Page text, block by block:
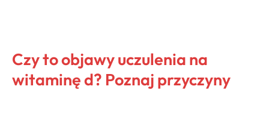
Czy to objawy uczulenia na
witaminę d? Poznaj przyczyny